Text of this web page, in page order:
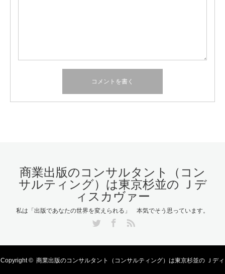
商業出版のコンサルタント（コン
サルティング）は東京杉並の Ｊデ
ィスカヴァー
私は「出版であなたの世界を変えられる」 本気でそう思っています。
Copyright © 商業出版のコンサルタント（コンサルティング）は東京杉並の Ｊディ